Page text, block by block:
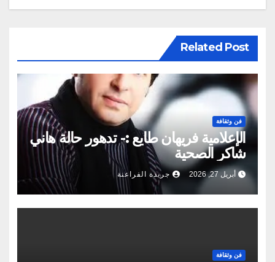
Related Post
فن وثقافة
الإعلامية فريهان طايع :- تدهور حالة هاني
شاكر الصحية
أبريل 27, 2026 جريدة الفراعنة
فن وثقافة